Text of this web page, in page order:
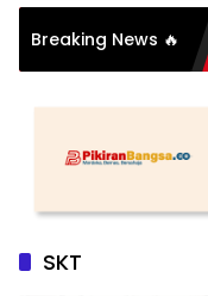
Breaking News 🔥
Hidup Meledak Jadi Api
Tragedi Menteng-
Maling Ayam di Bali
SKT